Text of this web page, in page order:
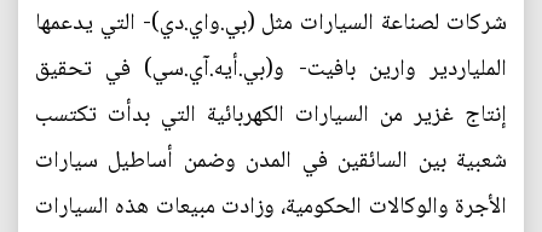
شركات لصناعة السيارات مثل (بي.واي.دي)- التي يدعمها
الملياردير وارين بافيت- و(بي.أيه.آي.سي) في تحقيق
إنتاج غزير من السيارات الكهربائية التي بدأت تكتسب
شعبية بين السائقين في المدن وضمن أساطيل سيارات
الأجرة والوكالات الحكومية، وزادت مبيعات هذه السيارات